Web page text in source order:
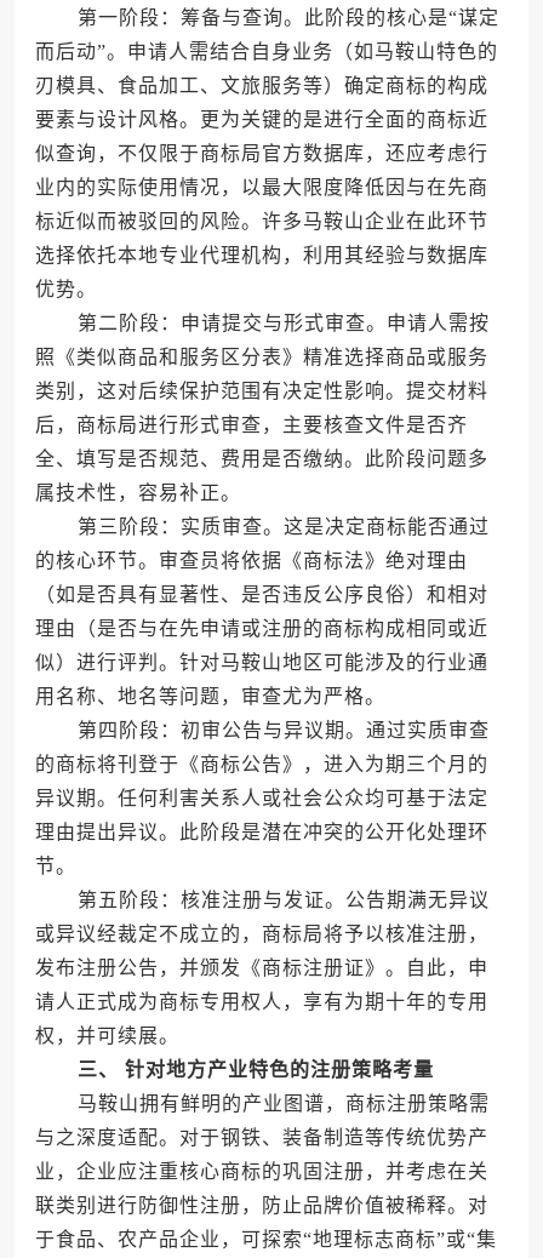
第一阶段：筹备与查询。此阶段的核心是“谋定
而后动”。申请人需结合自身业务（如马鞍山特色的
刃模具、食品加工、文旅服务等）确定商标的构成
要素与设计风格。更为关键的是进行全面的商标近
似查询，不仅限于商标局官方数据库，还应考虑行
业内的实际使用情况，以最大限度降低因与在先商
标近似而被驳回的风险。许多马鞍山企业在此环节
选择依托本地专业代理机构，利用其经验与数据库
优势。
第二阶段：申请提交与形式审查。申请人需按
照《类似商品和服务区分表》精准选择商品或服务
类别，这对后续保护范围有决定性影响。提交材料
后，商标局进行形式审查，主要核查文件是否齐
全、填写是否规范、费用是否缴纳。此阶段问题多
属技术性，容易补正。
第三阶段：实质审查。这是决定商标能否通过
的核心环节。审查员将依据《商标法》绝对理由
（如是否具有显著性、是否违反公序良俗）和相对
理由（是否与在先申请或注册的商标构成相同或近
似）进行评判。针对马鞍山地区可能涉及的行业通
用名称、地名等问题，审查尤为严格。
第四阶段：初审公告与异议期。通过实质审查
的商标将刊登于《商标公告》，进入为期三个月的
异议期。任何利害关系人或社会公众均可基于法定
理由提出异议。此阶段是潜在冲突的公开化处理环
节。
第五阶段：核准注册与发证。公告期满无异议
或异议经裁定不成立的，商标局将予以核准注册，
发布注册公告，并颁发《商标注册证》。自此，申
请人正式成为商标专用权人，享有为期十年的专用
权，并可续展。
三、 针对地方产业特色的注册策略考量
马鞍山拥有鲜明的产业图谱，商标注册策略需
与之深度适配。对于钢铁、装备制造等传统优势产
业，企业应注重核心商标的巩固注册，并考虑在关
联类别进行防御性注册，防止品牌价值被稀释。对
于食品、农产品企业，可探索“地理标志商标”或“集